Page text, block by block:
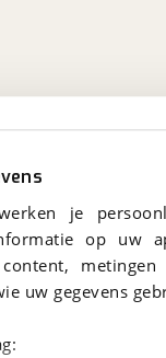
je
op
content,
uw gegevens